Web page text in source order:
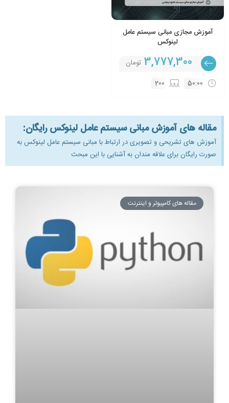
آموزش مجازی مبانی سیستم عامل
لینوکس
3,777,300 تومان
50:00
200
مقاله های آموزش مبانی سیستم عامل لینوکس رایگان:
آموزش های تشریحی و تصویری در ارتباط با مبانی سیستم عامل لینوکس به
صورت رایگان برای علاقه مندان به آشنایی با این مبحث
مقاله های کامپیوتر و اینترنت